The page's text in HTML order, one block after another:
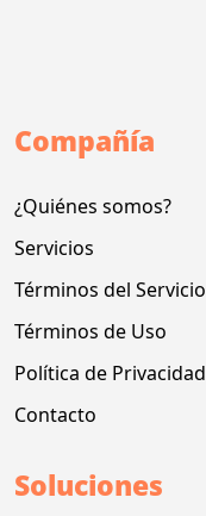
Compañía
¿Quiénes somos?
Servicios
Términos del Servicio
Términos de Uso
Política de Privacidad
Contacto
Soluciones